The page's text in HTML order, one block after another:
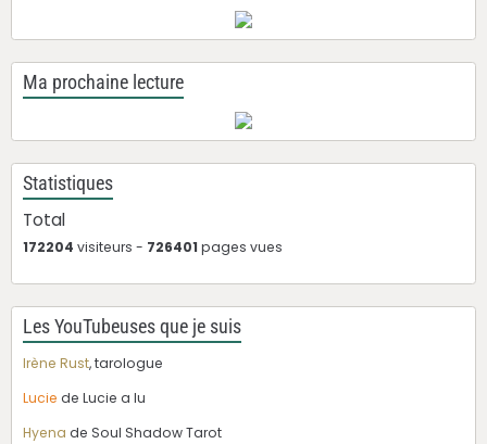
Ma prochaine lecture
Statistiques
Total
172204 visiteurs - 726401pages vues
Les YouTubeuses que je suis
Irène Rust, tarologue
Lucie de Lucie a lu
Hyena de Soul Shadow Tarot